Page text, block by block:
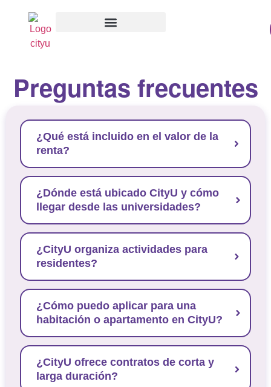
Preguntas frecuentes
¿Qué está incluido en el valor de la
renta?
¿Dónde está ubicado CityU y cómo
llegar desde las universidades?
¿CityU organiza actividades para
residentes?
¿Cómo puedo aplicar para una
habitación o apartamento en CityU?
¿CityU ofrece contratos de corta y
larga duración?